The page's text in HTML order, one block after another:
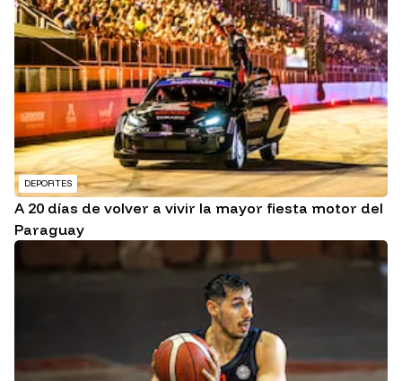
DEPORTES
A 20 días de volver a vivir la mayor fiesta motor del
Paraguay